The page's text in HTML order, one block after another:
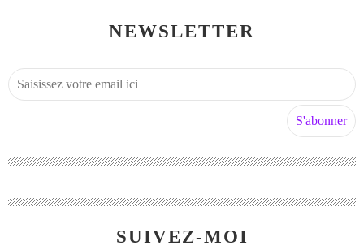
NEWSLETTER
SUIVEZ-MOI